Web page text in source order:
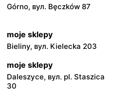
Górno, вул. Bęczków 87
moje sklepy
Bieliny, вул. Kielecka 203
moje sklepy
Daleszyce, вул. pl. Staszica
30